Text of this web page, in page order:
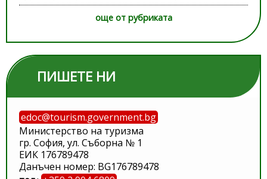
още от рубриката
ПИШЕТЕ НИ
edoc@tourism.government.bg
Министерство на туризма
гр. София, ул. Съборна № 1
ЕИК 176789478
Данъчен номер: BG176789478